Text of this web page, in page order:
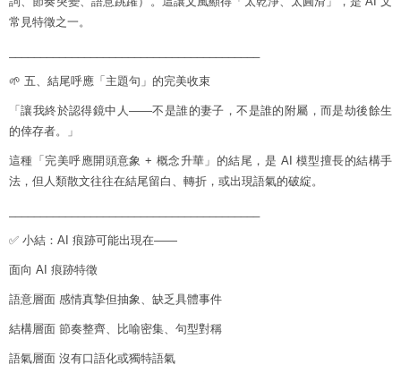
常見特徵之一。
🌱 五、結尾呼應「主題句」的完美收束
「讓我終於認得鏡中人——不是誰的妻子，不是誰的附屬，而是劫後餘生
的倖存者。」
這種「完美呼應開頭意象 + 概念升華」的結尾，是 AI 模型擅長的結構手
法，但人類散文往往在結尾留白、轉折，或出現語氣的破綻。
✅ 小結：AI 痕跡可能出現在——
面向 AI 痕跡特徵
語意層面 感情真摯但抽象、缺乏具體事件
結構層面 節奏整齊、比喻密集、句型對稱
語氣層面 沒有口語化或獨特語氣